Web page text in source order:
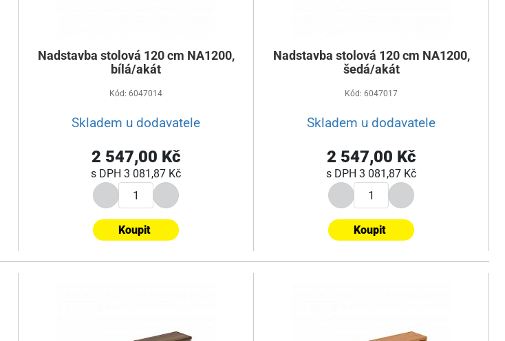
Nadstavba stolová 120 cm NA1200,
bílá/akát
Kód: 6047014
Skladem u dodavatele
2 547,00 Kč
s DPH 3 081,87 Kč
Koupit
Nadstavba stolová 120 cm NA1200,
šedá/akát
Kód: 6047017
Skladem u dodavatele
2 547,00 Kč
s DPH 3 081,87 Kč
Koupit